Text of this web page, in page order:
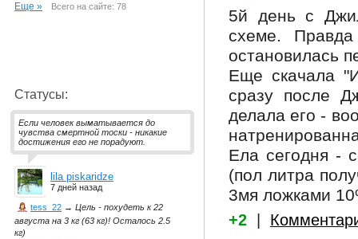
5й день с
схеме.
остановилась
Еще скачала
сразу после
делала его -
Ела сегодня -
(пол литра
3мя ложками
+2
Еще » Всего на сайте: 78
Статусы:
Если человек выматывается до
чувства смертной тоски - никакие
достижения его не порадуют.
lila piskaridze
7 дней назад
tess_22 → Цель - похудеть к 22
августа на 3 кг (63 кг)! Осталось 2.5
кг)